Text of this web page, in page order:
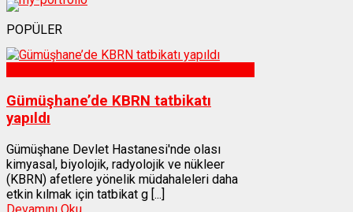
POPÜLER
Gümüşhane’de KBRN tatbikatı
yapıldı
Gümüşhane Devlet Hastanesi'nde olası
kimyasal, biyolojik, radyolojik ve nükleer
(KBRN) afetlere yönelik müdahaleleri daha
etkin kılmak için tatbikat g [...]
Devamını Oku